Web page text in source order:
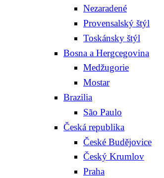
Nezaradené
Provensalský štýl
Toskánsky štýl
Bosna a Hergcegovina
Medžugorie
Mostar
Brazilia
São Paulo
Česká republika
České Budějovice
Český Krumlov
Praha